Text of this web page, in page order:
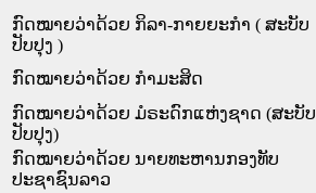
ກົດໝາຍວ່າດ້ວຍ ກິລາ-ກາຍຍະກຳ ( ສະບັບ
ປັບປຸງ )
ກົດໝາຍວ່າດ້ວຍ ກຳມະສິດ
ກົດໝາຍວ່າດ້ວຍ ມໍຣະດົກແຫ່ງຊາດ (ສະບັບ
ປັບປຸງ)
ກົດໝາຍວ່າດ້ວຍ ນາຍທະຫານກອງທັບ
ປະຊາຊົນລາວ